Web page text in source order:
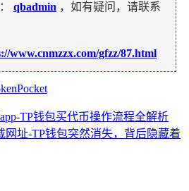
qbadmin ，如有疑问，请联系
www.cnmzzx.com/gfzz/87.html
TP钱包买代币操作流程全解析
网址-TP钱包突然消失，背后隐藏着